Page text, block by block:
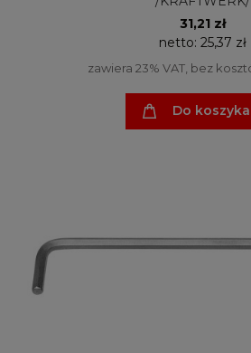
31,21 zł
netto: 25,37 zł
zawiera 23% VAT, bez
Do koszyka